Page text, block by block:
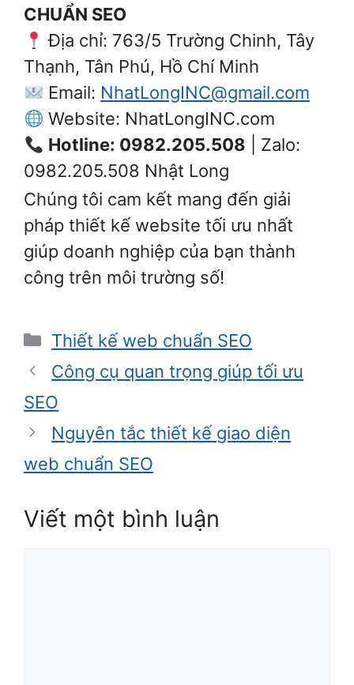
CHUẨN SEO
Địa chỉ: 763/5 Trường Chinh, Tây
Thạnh, Tân Phú, Hồ Chí Minh
Email: NhatLongINC@gmail.com
Website: NhatLongINC.com
Hotline: 0982.205.508 | Zalo:
0982.205.508 Nhật Long
Chúng tôi cam kết mang đến giải
pháp thiết kế website tối ưu nhất
giúp doanh nghiệp của bạn thành
công trên môi trường số!
Danh
mục
Thiết kế web chuẩn SEO
Công cụ quan trọng giúp tối ưu
SEO
Nguyên tắc thiết kế giao diện
web chuẩn SEO
Viết một bình luận